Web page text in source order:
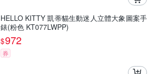
HELLO KITTY 凱蒂貓生動迷人立體大象圖案手
錶(粉色 KT077LWPP)
$972
券